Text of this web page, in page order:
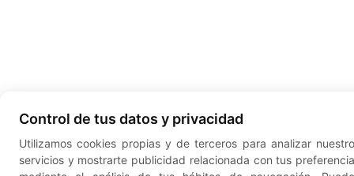
Control de tus datos y privacidad
Utilizamos cookies propias y de terceros para analizar
servicios y mostrarte publicidad relacionada con tus